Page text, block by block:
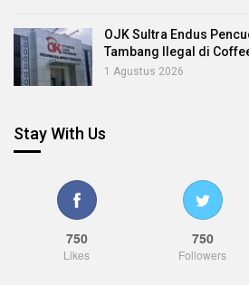
OJK Sultra Endus
Tambang Ilegal di
1 Agustus 2026
Stay With Us
750
Likes
750
Followers